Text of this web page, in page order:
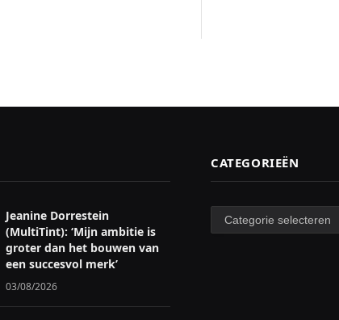
Jeanine Dorrestein
(MultiTint): ‘Mijn ambitie is
groter dan het bouwen van
een succesvol merk’
03/08/2026
CATEGORIEËN
Categorieën